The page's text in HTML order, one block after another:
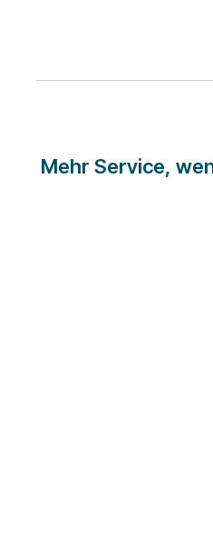
Mehr Service,